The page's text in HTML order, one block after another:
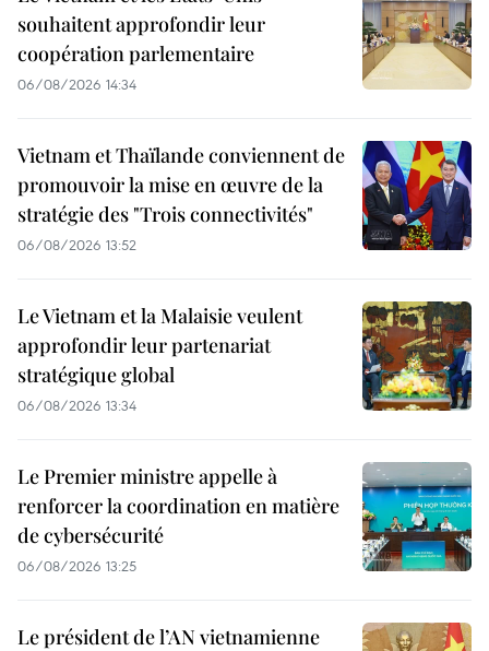
souhaitent approfondir leur
coopération parlementaire
06/08/2026 14:34
Vietnam et Thaïlande conviennent de
promouvoir la mise en œuvre de la
stratégie des "Trois connectivités"
06/08/2026 13:52
Le Vietnam et la Malaisie veulent
approfondir leur partenariat
stratégique global
06/08/2026 13:34
Le Premier ministre appelle à
renforcer la coordination en matière
de cybersécurité
06/08/2026 13:25
Le président de l’AN vietnamienne